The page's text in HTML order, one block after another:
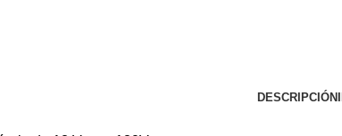
DESCRIPCIÓN